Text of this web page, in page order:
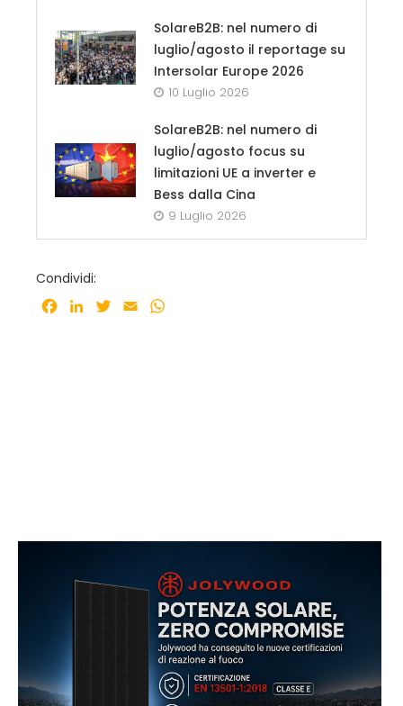
SolareB2B: nel numero di
luglio/agosto il reportage su
Intersolar Europe 2026
10 Luglio 2026
SolareB2B: nel numero di
luglio/agosto focus su
limitazioni UE a inverter e
Bess dalla Cina
9 Luglio 2026
Condividi:
Facebook
LinkedInTwitter
Email